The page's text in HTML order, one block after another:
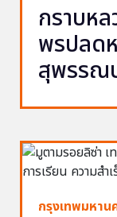
กราบห
พรปลด
สุพรรณ
กรุงเทพมหาน